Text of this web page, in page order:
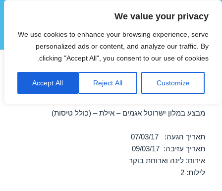
We value your privacy
We use cookies to enhance your browsing experience, serve
personalized ads or content, and analyze our traffic. By
clicking "Accept All", you consent to our use of cookies.
Customize
Reject All
Accept All
הוטצימר
תפריטים
ווידג'טים
חופשה במלון ישרוטל אגמים –
אילת 07/03/2017
מבצע במלון ישרוטל אגמים – אילת – (כולל טיסות)
תאריך הגעה: 07/03/17
תאריך עזיבה: 09/03/17
אירוח: לינה וארוחת בוקר
לילות: 2